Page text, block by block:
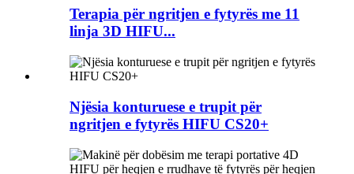
Terapia për ngritjen e fytyrës me 11
linja 3D HIFU...
Njësia konturuese e trupit për
ngritjen e fytyrës HIFU CS20+